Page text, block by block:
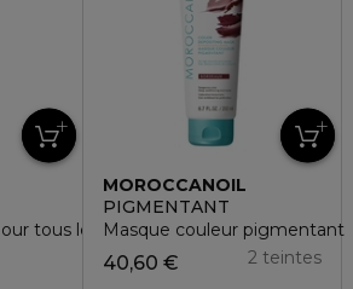
tous les types de cheveux foncés
MOROCCANOIL
PIGMENTANT
Masque couleur pigmentant
40,60 € 2 teintes